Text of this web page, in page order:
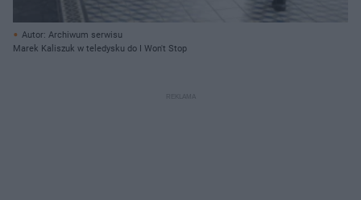
Autor: Archiwum serwisu
Marek Kaliszuk w teledysku do I Won't Stop